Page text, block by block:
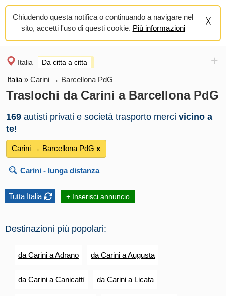
Chiudendo questa notifica o continuando a navigare nel
sito, accetti l'uso di questi cookie. Più informazioni
Italia Da citta a citta +
Italia » Carini → Barcellona PdG
Traslochi da Carini a Barcellona PdG
169 autisti privati e società trasporto merci vicino a
te!
Carini → Barcellona PdG х
Carini - lunga distanza
Tutta Italia + Inserisci annuncio
Destinazioni più popolari:
da Carini a Adrano da Carini a Augusta
da Carini a Canicattì da Carini a Licata